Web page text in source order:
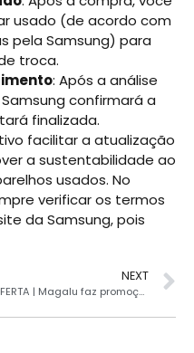
usado (de acordo com
pela Samsung) para
troca.
: Após a análise
confirmará a
finalizada.
facilitar a atualização
a sustentabilidade ao
usados. No
verificar os termos
da Samsung, pois
NEXT
OFERTA | Magalu faz promoção incrível no Samsung Galaxy S23